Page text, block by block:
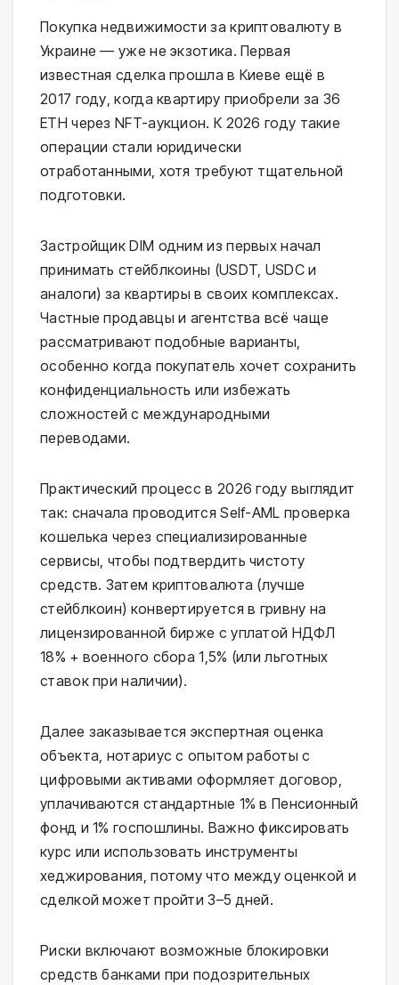
Покупка недвижимости за криптовалюту в
Украине — уже не экзотика. Первая
известная сделка прошла в Киеве ещё в
2017 году, когда квартиру приобрели за 36
ETH через NFT-аукцион. К 2026 году такие
операции стали юридически
отработанными, хотя требуют тщательной
подготовки.
Застройщик DIM одним из первых начал
принимать стейблкоины (USDT, USDC и
аналоги) за квартиры в своих комплексах.
Частные продавцы и агентства всё чаще
рассматривают подобные варианты,
особенно когда покупатель хочет сохранить
конфиденциальность или избежать
сложностей с международными
переводами.
Практический процесс в 2026 году выглядит
так: сначала проводится Self-AML проверка
кошелька через специализированные
сервисы, чтобы подтвердить чистоту
средств. Затем криптовалюта (лучше
стейблкоин) конвертируется в гривну на
лицензированной бирже с уплатой НДФЛ
18% + военного сбора 1,5% (или льготных
ставок при наличии).
Далее заказывается экспертная оценка
объекта, нотариус с опытом работы с
цифровыми активами оформляет договор,
уплачиваются стандартные 1% в Пенсионный
фонд и 1% госпошлины. Важно фиксировать
курс или использовать инструменты
хеджирования, потому что между оценкой и
сделкой может пройти 3–5 дней.
Риски включают возможные блокировки
средств банками при подозрительных